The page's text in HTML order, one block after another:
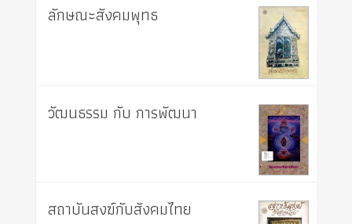
ลักษณะสังคมพุทธ
วัฒนธรรม กับ การพัฒนา
สถาบันสงฆ์กับสังคมไทย